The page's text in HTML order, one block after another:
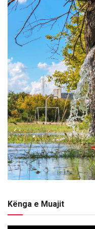
Kënga e Muajit